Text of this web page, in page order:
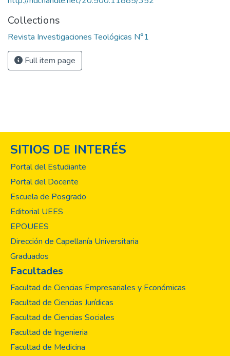
Collections
Revista Investigaciones Teológicas N°1
Full item page
SITIOS DE INTERÉS
Portal del Estudiante
Portal del Docente
Escuela de Posgrado
Editorial UEES
EPOUEES
Dirección de Capellanía Universitaria
Graduados
Facultades
Facultad de Ciencias Empresariales y Económicas
Facultad de Ciencias Jurídicas
Facultad de Ciencias Sociales
Facultad de Ingenieria
Facultad de Medicina